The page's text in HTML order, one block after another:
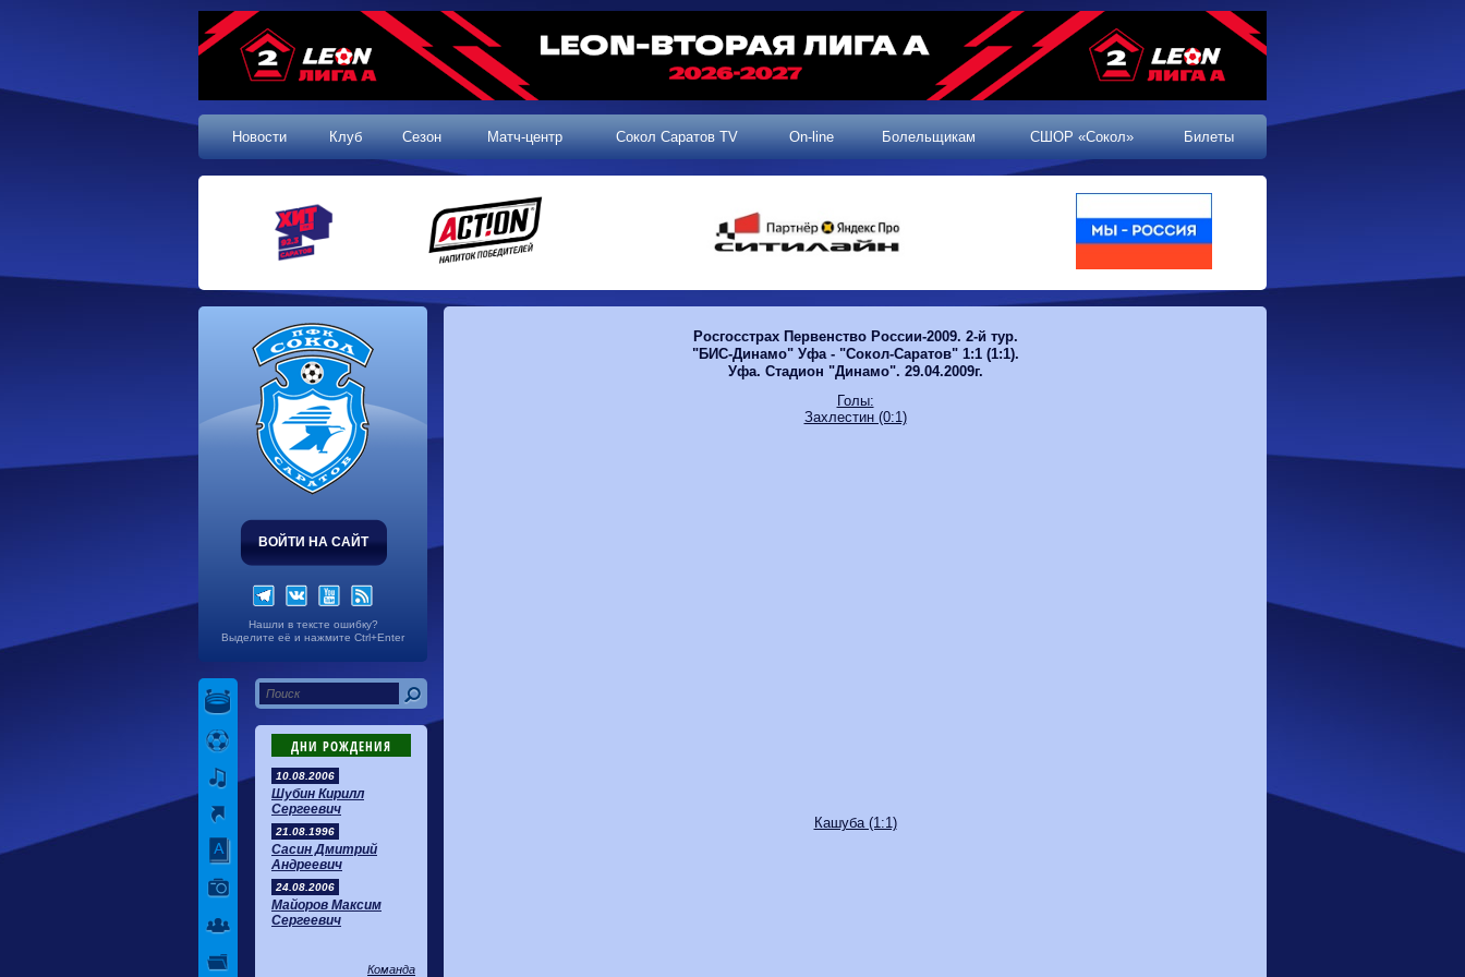
Новости Клуб Сезон Матч-центр Сокол Саратов TV On-line Болельщикам СШОР «Сокол» Билеты
ВОЙТИ НА САЙТ
Нашли в тексте ошибку?
Выделите её и нажмите Ctrl+Enter
ДНИ РОЖДЕНИЯ
10.08.2006
Шубин Кирилл
Сергеевич
21.08.1996
Сасин Дмитрий
Андреевич
24.08.2006
Майоров Максим
Сергеевич
Команда
Росгосстрах Первенство России-2009. 2-й тур.
"БИС-Динамо" Уфа - "Сокол-Саратов"1:1 (1:1).
Уфа. Стадион "Динамо". 29.04.2009г.
Голы:
Захлестин (0:1)
Кашуба (1:1)